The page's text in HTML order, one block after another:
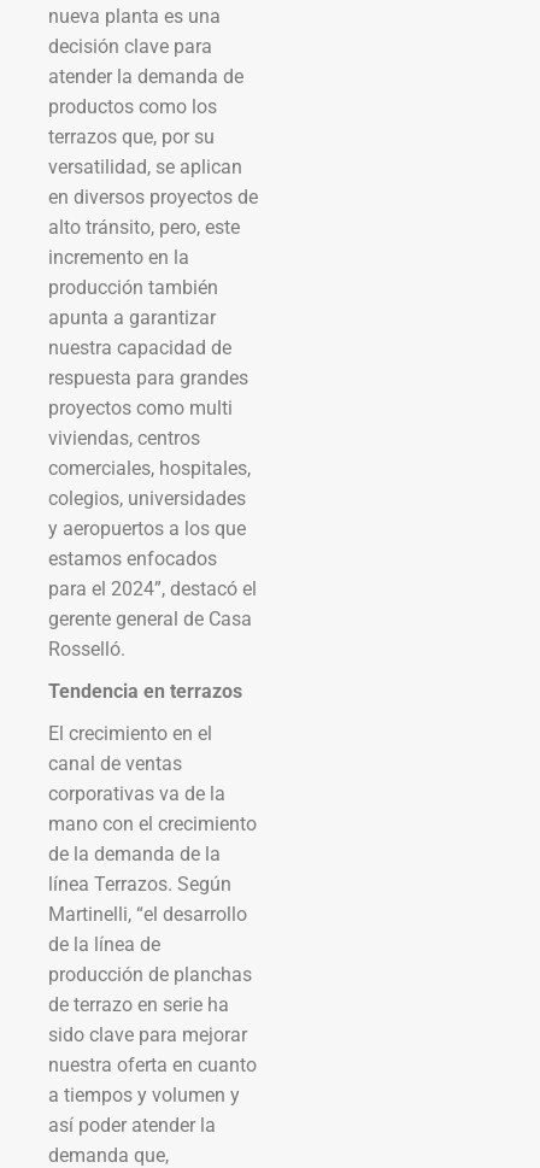
nueva planta es una
decisión clave para
atender la demanda de
productos como los
terrazos que, por su
versatilidad, se aplican
en diversos proyectos de
alto tránsito, pero, este
incremento en la
producción también
apunta a garantizar
nuestra capacidad de
respuesta para grandes
proyectos como multi
viviendas, centros
comerciales, hospitales,
colegios, universidades
y aeropuertos a los que
estamos enfocados
para el 2024”, destacó el
gerente general de Casa
Rosselló.
Tendencia en terrazos
El crecimiento en el
canal de ventas
corporativas va de la
mano con el crecimiento
de la demanda de la
línea Terrazos. Según
Martinelli, “el desarrollo
de la línea de
producción de planchas
de terrazo en serie ha
sido clave para mejorar
nuestra oferta en cuanto
a tiempos y volumen y
así poder atender la
demanda que,